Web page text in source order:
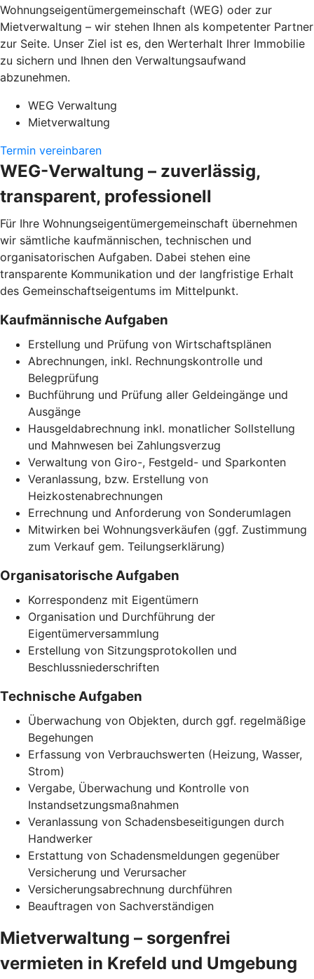
Wohnungseigentümergemeinschaft (WEG) oder zur
Mietverwaltung – wir stehen Ihnen als kompetenter Partner
zur Seite. Unser Ziel ist es, den Werterhalt Ihrer Immobilie
zu sichern und Ihnen den Verwaltungsaufwand
abzunehmen.
WEG Verwaltung
Mietverwaltung
Termin vereinbaren
WEG-Verwaltung – zuverlässig,
transparent, professionell
Für Ihre Wohnungseigentümergemeinschaft übernehmen
wir sämtliche kaufmännischen, technischen und
organisatorischen Aufgaben. Dabei stehen eine
transparente Kommunikation und der langfristige Erhalt
des Gemeinschaftseigentums im Mittelpunkt.
Kaufmännische Aufgaben
Erstellung und Prüfung von Wirtschaftsplänen
Abrechnungen, inkl. Rechnungskontrolle und
Belegprüfung
Buchführung und Prüfung aller Geldeingänge und
Ausgänge
Hausgeldabrechnung inkl. monatlicher Sollstellung
und Mahnwesen bei Zahlungsverzug
Verwaltung von Giro-, Festgeld- und Sparkonten
Veranlassung, bzw. Erstellung von
Heizkostenabrechnungen
Errechnung und Anforderung von Sonderumlagen
Mitwirken bei Wohnungsverkäufen (ggf. Zustimmung
zum Verkauf gem. Teilungserklärung)
Organisatorische Aufgaben
Korrespondenz mit Eigentümern
Organisation und Durchführung der
Eigentümerversammlung
Erstellung von Sitzungsprotokollen und
Beschlussniederschriften
Technische Aufgaben
Überwachung von Objekten, durch ggf. regelmäßige
Begehungen
Erfassung von Verbrauchswerten (Heizung, Wasser,
Strom)
Vergabe, Überwachung und Kontrolle von
Instandsetzungsmaßnahmen
Veranlassung von Schadensbeseitigungen durch
Handwerker
Erstattung von Schadensmeldungen gegenüber
Versicherung und Verursacher
Versicherungsabrechnung durchführen
Beauftragen von Sachverständigen
Mietverwaltung – sorgenfrei
vermieten in Krefeld und Umgebung